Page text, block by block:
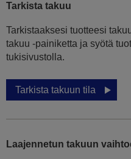
Tarkista takuu
Tarkistaaksesi tuotteesi
takuu -painiketta ja syötä
tukisivustolla.
Tarkista takuun tila
Laajennetun takuun